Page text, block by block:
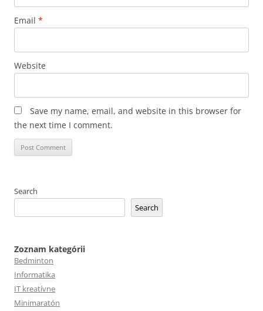
Email *
Website
Save my name, email, and website in this browser for
the next time I comment.
Search
Search
Zoznam kategórii
Bedminton
Informatika
IT kreatívne
Minimaratón